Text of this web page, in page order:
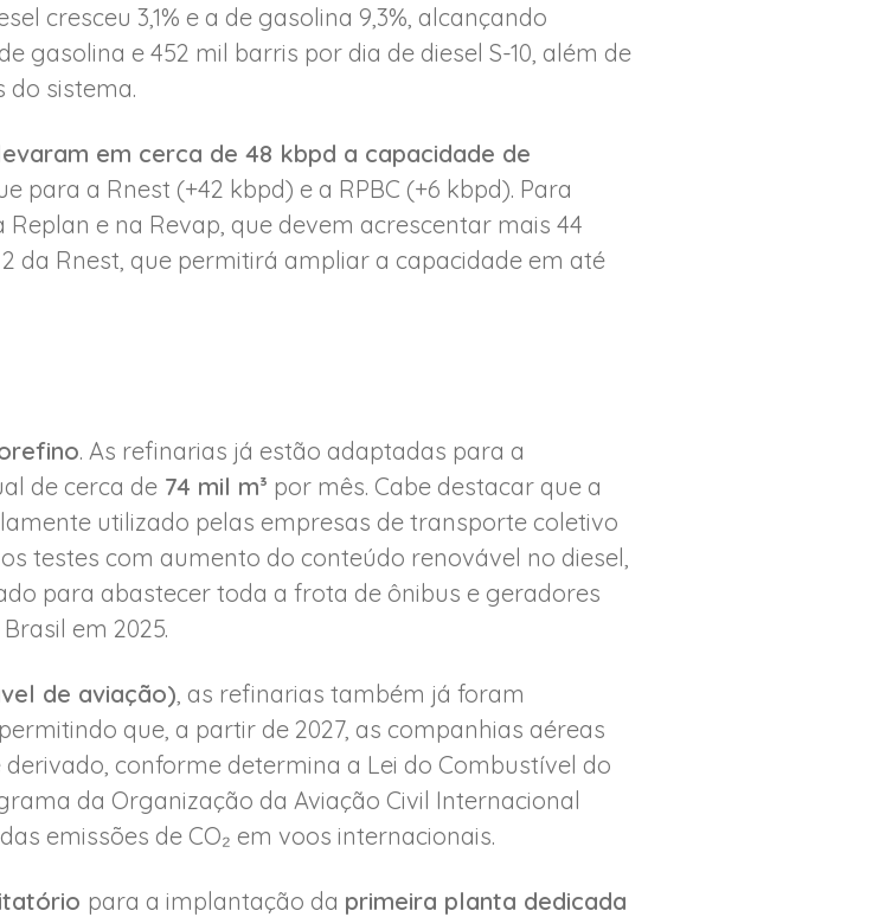
cresceu 3,1% e a de gasolina 9,3%, alcançando
gasolina e 452 mil barris por dia de diesel S-10, além de
do sistema.
em cerca de 48 kbpd a capacidade de
para a Rnest (+42 kbpd) e a RPBC (+6 kbpd). Para
e na Revap, que devem acrescentar mais 44
da Rnest, que permitirá ampliar a capacidade em até
. As refinarias já estão adaptadas para a
de cerca de 74 mil m³ por mês. Cabe destacar que a
utilizado pelas empresas de transporte coletivo
testes com aumento do conteúdo renovável no diesel,
para abastecer toda a frota de ônibus e geradores
em 2025.
de aviação) , as refinarias também já foram
que, a partir de 2027, as companhias aéreas
conforme determina a Lei do Combustível do
da Organização da Aviação Civil Internacional
emissões de CO₂ em voos internacionais.
para a implantação da primeira planta dedicada